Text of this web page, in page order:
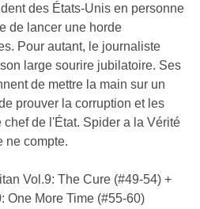
des États-Unis en personne
de lancer une horde
Pour autant, le journaliste
large sourire jubilatoire. Ses
de mettre la main sur un
prouver la corruption et les
chef de l'État. Spider a la Vérité
ne compte.
Vol.9: The Cure (#49-54) +
One More Time (#55-60)